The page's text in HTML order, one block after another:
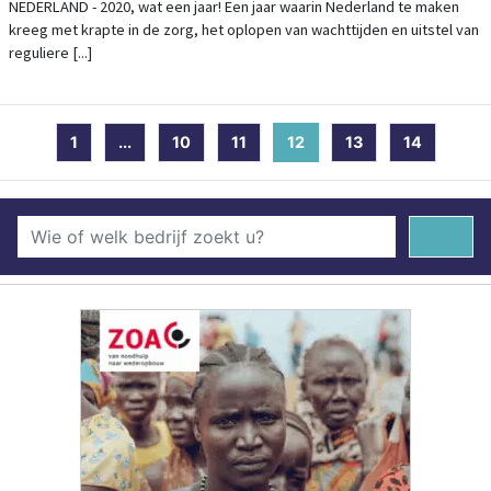
TOEKOMST
NEDERLAND - 2020, wat een jaar! Een jaar waarin Nederland te maken
kreeg met krapte in de zorg, het oplopen van wachttijden en uitstel van
reguliere [...]
1 ... 10 11 12(current)
13 14